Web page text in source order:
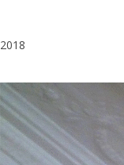
2018